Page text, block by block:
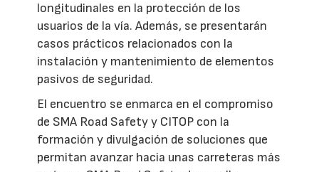
longitudinales en la protección de los
usuarios de la vía. Además, se presentarán
casos prácticos relacionados con la
instalación y mantenimiento de elementos
pasivos de seguridad.
El encuentro se enmarca en el compromiso
de SMA Road Safety y CITOP con la
formación y divulgación de soluciones que
permitan avanzar hacia unas carreteras más